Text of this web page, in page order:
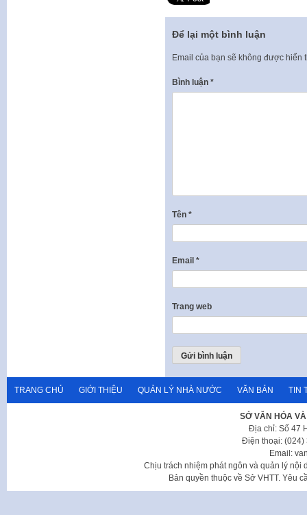
Để lại một bình luận
Email của bạn sẽ không được hiển
Bình luận *
Tên *
Email *
Trang web
TRANG CHỦ GIỚI THIỆU QUẢN LÝ NHÀ NƯỚC VĂN BẢN TIN
SỞ VĂN HÓA
Địa chỉ: Số 47
Điện thoại: (024)
Email:
Chịu trách nhiệm phát ngôn và quản lý nội
Bản quyền thuộc về Sở VHTT. Yêu